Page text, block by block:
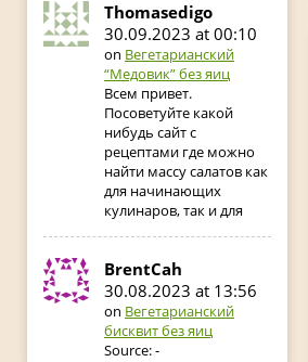
Thomasedigo
30.09.2023 at 00:10
on Вегетарианский
“Медовик” без яиц
Всем привет.
Посоветуйте какой
нибудь сайт с
рецептами где можно
найти массу салатов как
для начинающих
кулинаров, так и для
BrentCah
30.08.2023 at 13:56
on Вегетарианский
бисквит без яиц
Source: -